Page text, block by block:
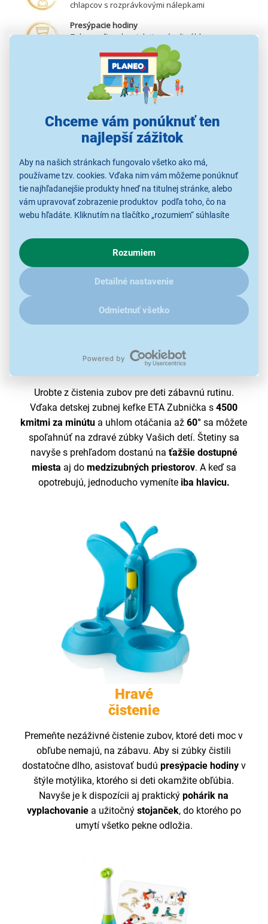
Chceme vám ponúknuť ten
najlepší zážitok
Aby na našich stránkach fungovalo všetko ako má,
používame tzv. cookies. Vďaka nim vám môžeme ponúknuť
tie najhľadanejšie produkty hneď na titulnej stránke, alebo
vám upravovať zobrazenie produktov podľa toho, čo na
webu hľadáte. Kliknutím na tlačítko „rozumiem“ súhlasíte
o chovaní na webe pre zobrazovaní cielených reklám.
V prípade že vás zaujímajú detaily, ako u nás s cookies a
ďalšími údaji pracujeme, kliknitesem.
Rozumiem
Detailné nastavenie
Odmietnuť všetko
chlapcov s rozprávkovými nálepkami
Presýpacie hodiny
Zabezpečia, aby si deti umývali zúbky
Pohárik na vodu
Vynikajúci asistent pri čistení na pohodlné
vyplachovanie úst
Praktický stojanček
Všetko na jednom mieste
Žiarivý
detský úsmev
Urobte z čistenia zubov pre deti zábavnú rutinu.
Vďaka detskej zubnej kefke ETA Zubnička s 4500
kmitmi za minútu a uhlom otáčania až 60° sa môžete
spoľahnúť na zdravé zúbky Vašich detí. Štetiny sa
navyše s prehľadom dostanú na ťažšie dostupné
miesta aj do medzizubných priestorov. A keď sa
opotrebujú, jednoducho vymeníte iba hlavicu.
Hravé
čistenie
Premeňte nezáživné čistenie zubov, ktoré deti moc v
obľube nemajú, na zábavu. Aby si zúbky čistili
dostatočne dlho, asistovať budú presýpacie hodinyv
štýle motýlika, ktorého si deti okamžite obľúbia.
Navyše je k dispozícii aj praktickýpohárik na
vyplachovaniea užitočný stojanček, do ktorého po
umytí všetko pekne odložia.